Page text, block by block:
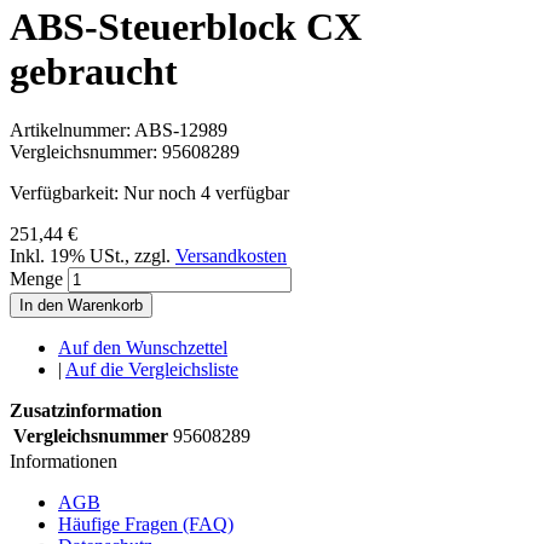
ABS-Steuerblock CX
gebraucht
Artikelnummer: ABS-12989
Vergleichsnummer: 95608289
Verfügbarkeit: Nur noch 4 verfügbar
251,44 €
Inkl. 19% USt., zzgl. Versandkosten
Menge
In den Warenkorb
Auf den Wunschzettel
| Auf die Vergleichsliste
Zusatzinformation
Vergleichsnummer 95608289
Informationen
AGB
Häufige Fragen (FAQ)